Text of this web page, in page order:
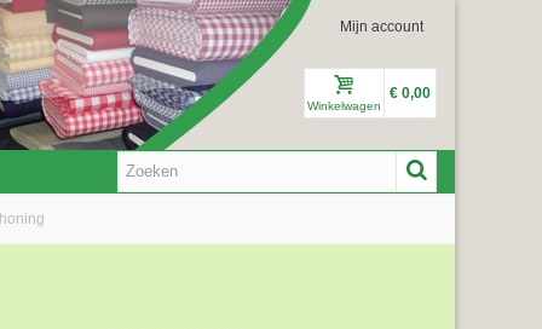
Mijn account
Winkelwagen
€ 0,00